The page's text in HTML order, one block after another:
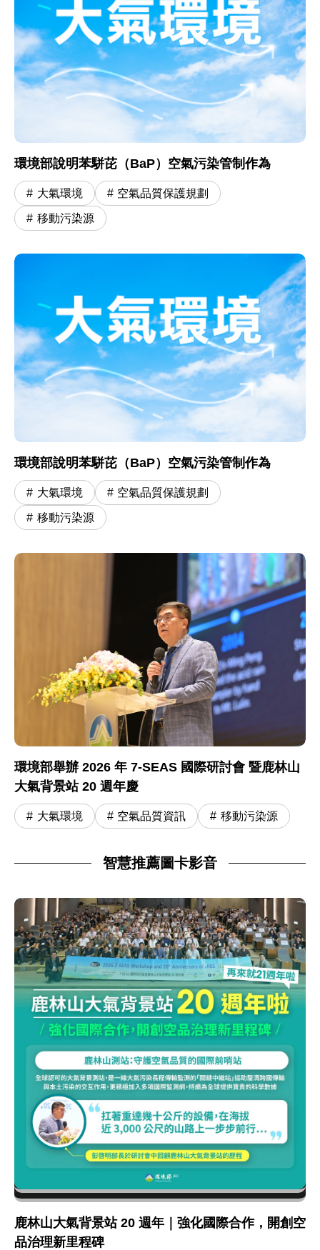
環境部說明苯駢芘（BaP）空氣污染管制作為
大氣環境 空氣品質保護規劃
移動污染源
環境部說明苯駢芘（BaP）空氣污染管制作為
大氣環境 空氣品質保護規劃
移動污染源
環境部舉辦 2026 年 7-SEAS 國際研討會 暨鹿林山
大氣背景站 20 週年慶
大氣環境 空氣品質資訊 移動污染源
智慧推薦圖卡影音
鹿林山大氣背景站 20 週年｜強化國際合作，開創空
品治理新里程碑